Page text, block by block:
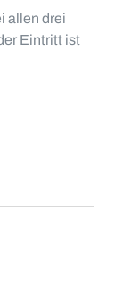
allen drei
Eintritt ist